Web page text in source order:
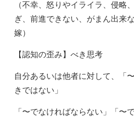
（不幸、怒りやイライラ、侵略
ぎ、前進できない、がまん出来
嫁）
【認知の歪み】べき思考
自分あるいは他者に対して、「
きではない」
「〜でなければならない」「〜